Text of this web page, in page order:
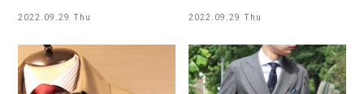
2022.09.29 Thu 2022.09.29 Thu